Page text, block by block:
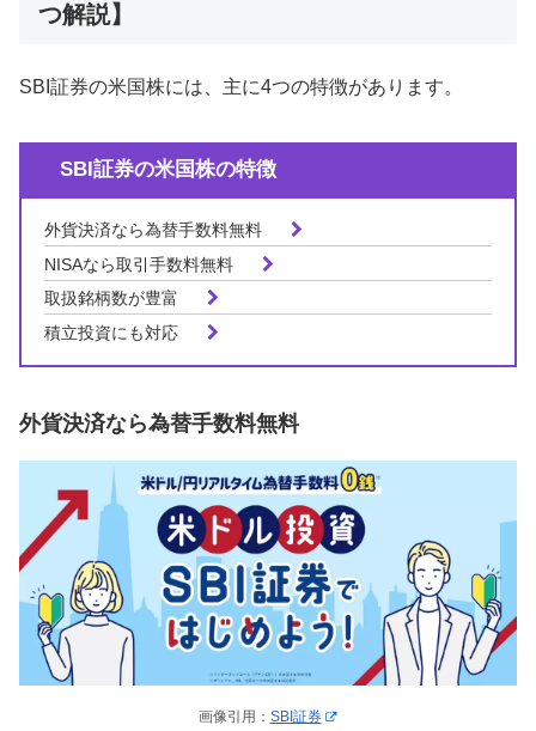
つ解説】
SBI証券の米国株には、主に4つの特徴があります。
SBI証券の米国株の特徴
外貨決済なら為替手数料無料
NISAなら取引手数料無料
取扱銘柄数が豊富
積立投資にも対応
外貨決済なら為替手数料無料
画像引用： SBI証券